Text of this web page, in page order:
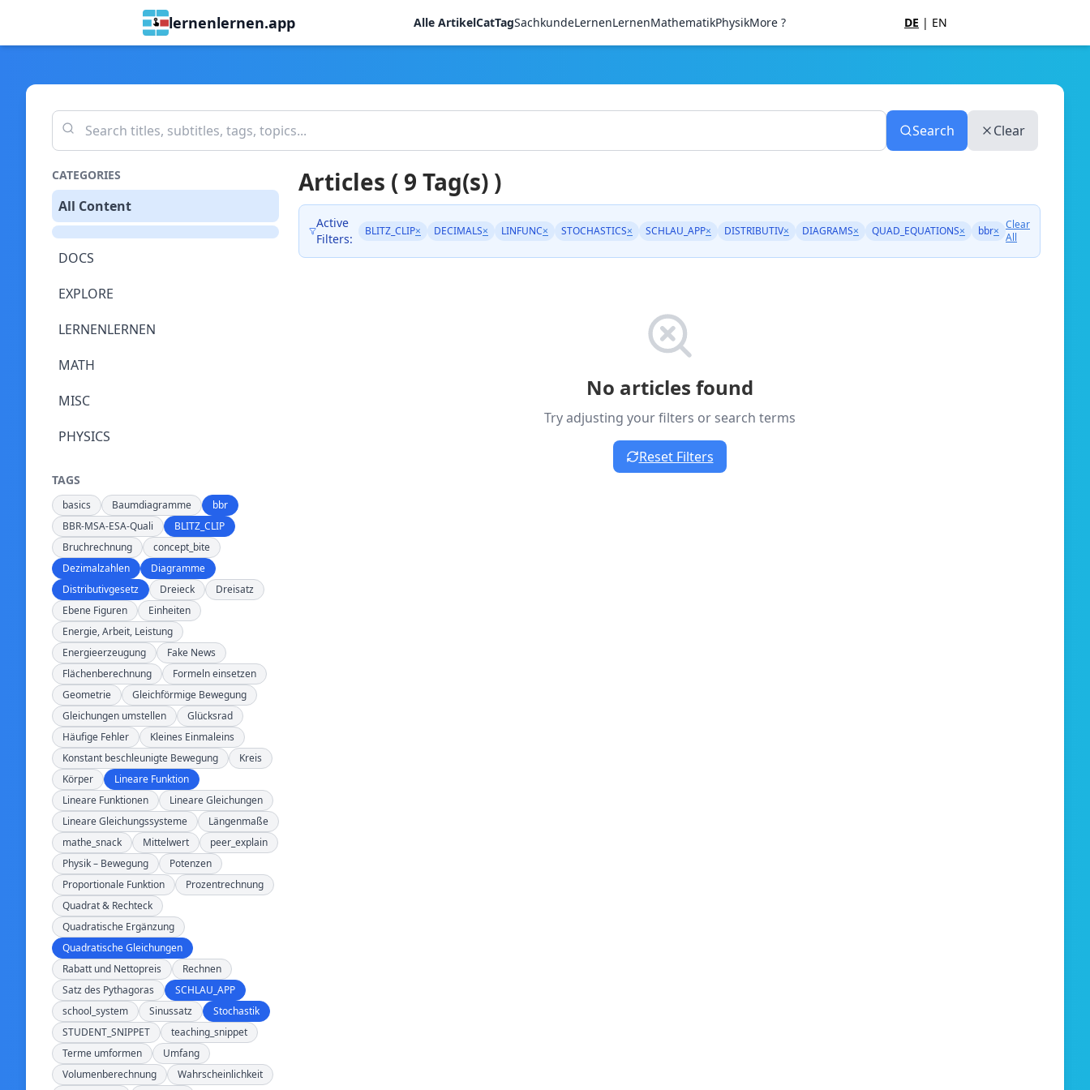
lernenlernen.app Alle ArtikelCatTagSachkundeLernenLernenMathematikPhysikMore ? DE | EN
Search Clear
CATEGORIES
All Content
DOCS
EXPLORE
LERNENLERNEN
MATH
MISC
PHYSICS
TAGS
basics Baumdiagramme
bbr
BBR-MSA-ESA-Quali
BLITZ_CLIP
Bruchrechnung
concept_bite
Dezimalzahlen
Diagramme
Distributivgesetz
Dreieck
Dreisatz
Ebene Figuren
Einheiten
Energie, Arbeit, Leistung
Energieerzeugung
Fake News
Flächenberechnung
Formeln einsetzen
Geometrie
Gleichförmige Bewegung
Gleichungen umstellen
Glücksrad
Häufige Fehler
Kleines Einmaleins
Konstant beschleunigte Bewegung
Kreis
Körper
Lineare Funktion
Lineare Funktionen
Lineare Gleichungen
Lineare Gleichungssysteme
Längenmaße
mathe_snack
Mittelwert
peer_explain
Physik – Bewegung
Potenzen
Proportionale Funktion
Prozentrechnung
Quadrat & Rechteck
Quadratische Ergänzung
Quadratische Gleichungen
Rabatt und Nettopreis
Rechnen
Satz des Pythagoras
SCHLAU_APP
school_system
Sinussatz
Stochastik
STUDENT_SNIPPET
teaching_snippet
Terme umformen
Umfang
Volumenberechnung
Wahrscheinlichkeit
Articles ( 9 Tag(s) )
Active
Filters:
BLITZ_CLIP× DECIMALS× LINFUNC× STOCHASTICS× SCHLAU_APP× DISTRIBUTIV× DIAGRAMS× QUAD_EQUATIONS× bbr× Clear
All
No articles found
Try adjusting your filters or search terms
Reset Filters